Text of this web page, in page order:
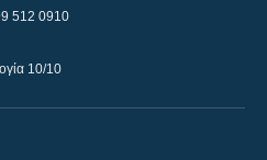
512 0910
10/10